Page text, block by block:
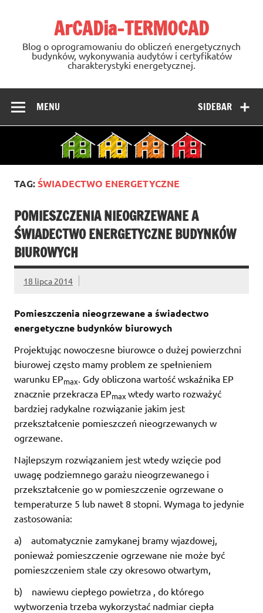
ArCADia-TERMOCAD
Blog o oprogramowaniu do obliczeń energetycznych
budynków, wykonywania audytów i certyfikatów
charakterystyki energetycznej.
SIDEBAR
MENU
TAG:ŚWIADECTWO ENERGETYCZNE
POMIESZCZENIA NIEOGRZEWANE A
ŚWIADECTWO ENERGETYCZNE BUDYNKÓW
BIUROWYCH
18 lipca 2014
Pomieszczenia nieogrzewane a świadectwo
energetyczne budynków biurowych
Projektując nowoczesne biurowce o dużej powierzchni
biurowej często mamy problem ze spełnieniem
warunku EPmax. Gdy obliczona wartość wskaźnika EP
znacznie przekracza EPmax wtedy warto rozważyć
bardziej radykalne rozwiązanie jakim jest
przekształcenie pomieszczeń nieogrzewanych w
ogrzewane.
Najlepszym rozwiązaniem jest wtedy wzięcie pod
uwagę podziemnego garażu nieogrzewanego i
przekształcenie go w pomieszczenie ogrzewane o
temperaturze 5 lub nawet 8 stopni. Wymaga to jedynie
zastosowania:
a) automatycznie zamykanej bramy wjazdowej,
ponieważ pomieszczenie ogrzewane nie może być
pomieszczeniem stale czy okresowo otwartym,
b) nawiewu ciepłego powietrza , do którego
wytworzenia trzeba wykorzystać nadmiar ciepła